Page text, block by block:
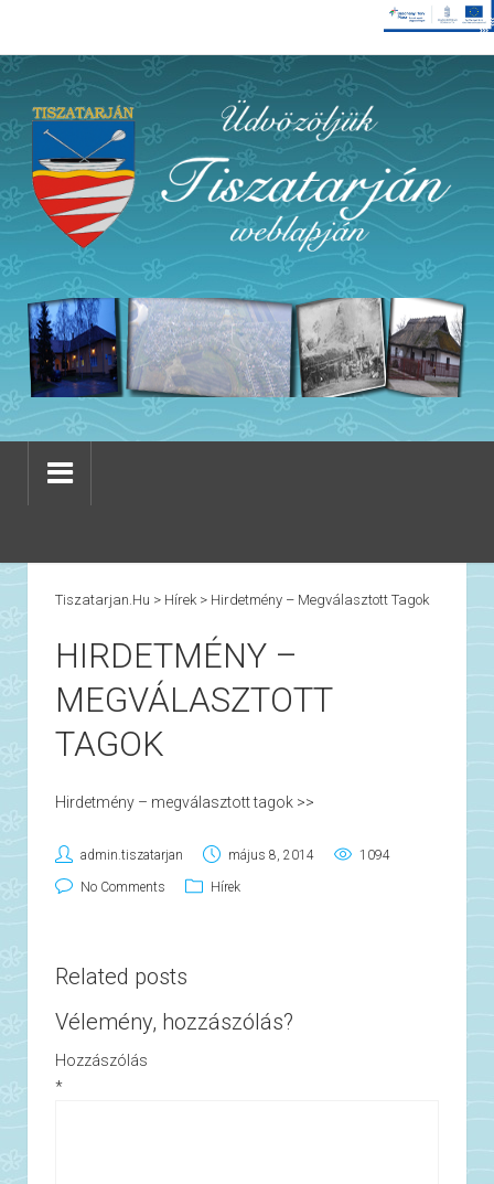
Tiszatarjan.hu > Hírek> Hirdetmény – Megválasztott Tagok
HIRDETMÉNY –
MEGVÁLASZTOTT
TAGOK
Hirdetmény – megválasztott tagok >>
admin.tiszatarjan május 8, 2014 1094
No Comments Hírek
Related posts
Vélemény, hozzászólás?
Hozzászólás
*